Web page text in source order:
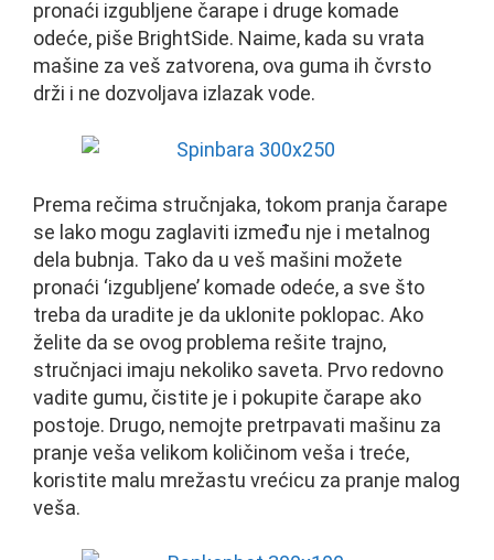
pronaći izgubljene čarape i druge komade
odeće, piše BrightSide. Naime, kada su vrata
mašine za veš zatvorena, ova guma ih čvrsto
drži i ne dozvoljava izlazak vode.
Prema rečima stručnjaka, tokom pranja čarape
se lako mogu zaglaviti između nje i metalnog
dela bubnja. Tako da u veš mašini možete
pronaći ‘izgubljene’ komade odeće, a sve što
treba da uradite je da uklonite poklopac. Ako
želite da se ovog problema rešite trajno,
stručnjaci imaju nekoliko saveta. Prvo redovno
vadite gumu, čistite je i pokupite čarape ako
postoje. Drugo, nemojte pretrpavati mašinu za
pranje veša velikom količinom veša i treće,
koristite malu mrežastu vrećicu za pranje malog
veša.